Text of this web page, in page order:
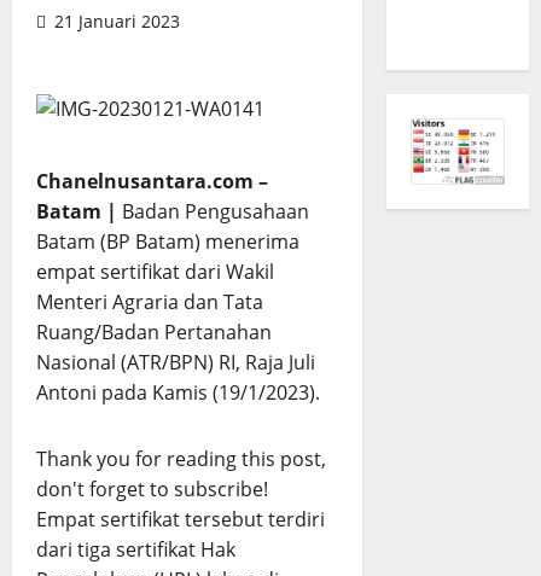
21 Januari 2023
Chanelnusantara.com –
Batam | Badan Pengusahaan
Batam (BP Batam) menerima
empat sertifikat dari Wakil
Menteri Agraria dan Tata
Ruang/Badan Pertanahan
Nasional (ATR/BPN) RI, Raja Juli
Antoni pada Kamis (19/1/2023).
Thank you for reading this post,
don't forget to subscribe!
Empat sertifikat tersebut terdiri
dari tiga sertifikat Hak